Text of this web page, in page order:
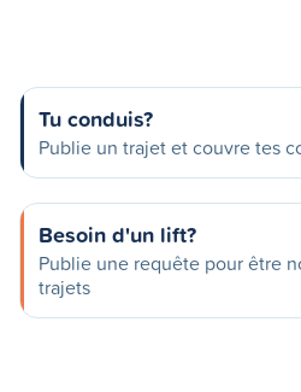
Tu conduis?
Publie un trajet et couvre tes
Besoin d'un lift?
Publie une requête pour être
trajets